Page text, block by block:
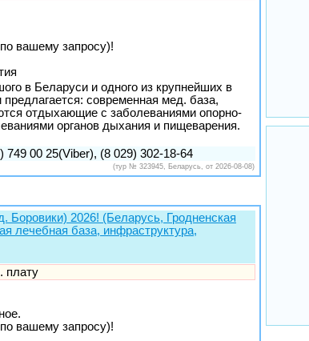
вашему запросу)!
в Беларуси и одного из крупнейших в
современная мед. база,
отдыхающие с заболеваниями опорно-
органов дыхания и пищеварения.
00 25(Viber), (8 029) 302-18-64
(тур № 323945, Беларусь, от 2026-08-08)
Боровики) 2026! (Беларусь, Гродненская
лечебная база, инфраструктура,
плату
вашему запросу)!